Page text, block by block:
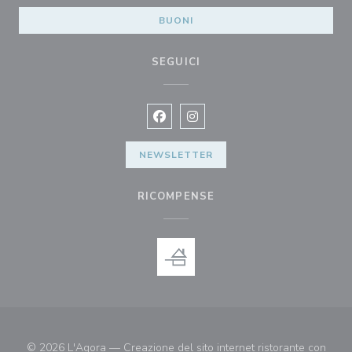
BUONI
SEGUICI
Facebook ((apre una nuova
Instagram ((apre una nuova
NEWSLETTER
RICOMPENSE
© 2026 L'Agora — Creazione del sito internet ristorante con